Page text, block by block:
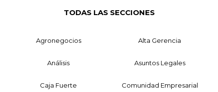
TODAS LAS SECCIONES
Agronegocios Alta Gerencia
Análisis Asuntos Legales
Caja Fuerte Comunidad Empresarial